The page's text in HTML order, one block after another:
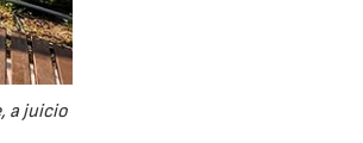
a juicio